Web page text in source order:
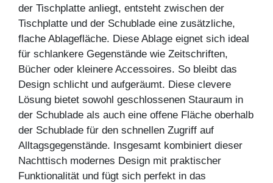
der Tischplatte anliegt, entsteht zwischen der
Tischplatte und der Schublade eine zusätzliche,
flache Ablagefläche. Diese Ablage eignet sich ideal
für schlankere Gegenstände wie Zeitschriften,
Bücher oder kleinere Accessoires. So bleibt das
Design schlicht und aufgeräumt. Diese clevere
Lösung bietet sowohl geschlossenen Stauraum in
der Schublade als auch eine offene Fläche oberhalb
der Schublade für den schnellen Zugriff auf
Alltagsgegenstände. Insgesamt kombiniert dieser
Nachttisch modernes Design mit praktischer
Funktionalität und fügt sich perfekt in das